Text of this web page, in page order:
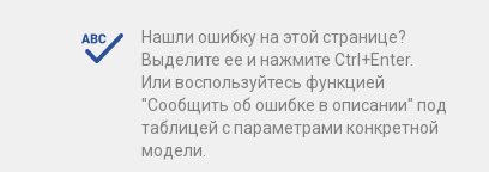
Нашли ошибку на этой странице?
Выделите ее и нажмите Ctrl+Enter.
Или воспользуйтесь функцией
"Сообщить об ошибке в описании" под
таблицей с параметрами конкретной
модели.